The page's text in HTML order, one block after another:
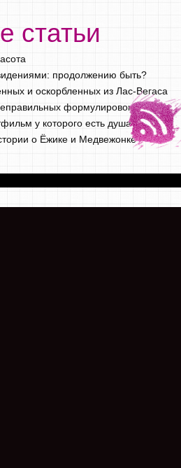
статьи
продолжению быть?
и оскорбленных из Лас-Вегаса
формулировок
у которого есть душа
о Ёжике и Медвежонке